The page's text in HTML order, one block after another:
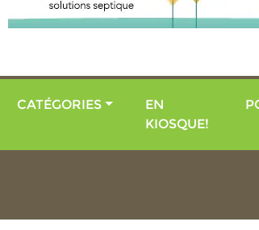
CATÉGORIES
EN
KIOSQUE!